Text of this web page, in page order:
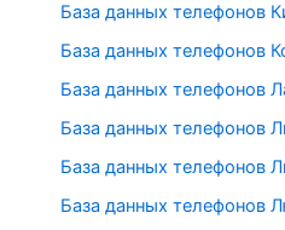
База данных телефонов
База данных телефонов
База данных телефонов
База данных телефонов
База данных телефонов
База данных телефонов